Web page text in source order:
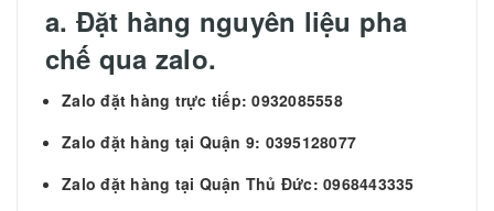
a. Đặt hàng nguyên liệu pha
chế qua zalo.
Zalo đặt hàng trực tiếp: 0932085558
Zalo đặt hàng tại Quận 9: 0395128077
Zalo đặt hàng tại Quận Thủ Đức: 0968443335